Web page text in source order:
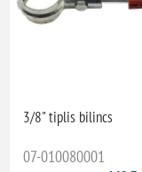
3/8" tiplis bilincs
07-010080001